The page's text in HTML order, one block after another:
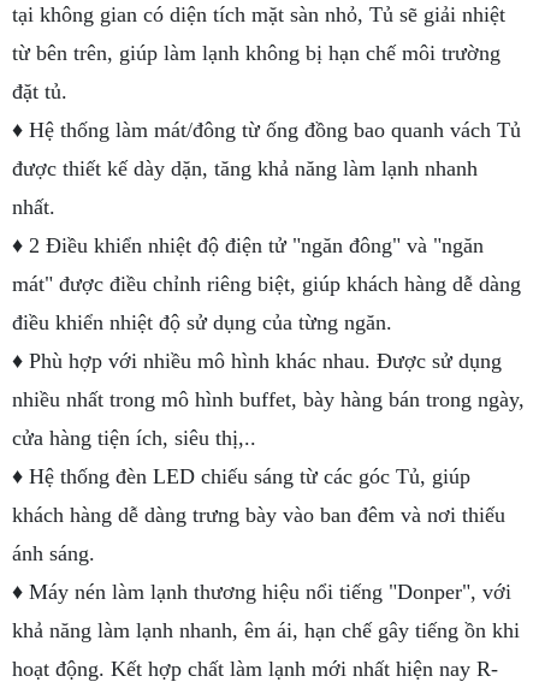
tại không gian có diện tích mặt sàn nhỏ, Tủ sẽ giải nhiệt
từ bên trên, giúp làm lạnh không bị hạn chế môi trường
đặt tủ.
♦ Hệ thống làm mát/đông từ ống đồng bao quanh vách Tủ
được thiết kế dày dặn, tăng khả năng làm lạnh nhanh
nhất.
♦ 2 Điều khiển nhiệt độ điện tử "ngăn đông" và "ngăn
mát" được điều chỉnh riêng biệt, giúp khách hàng dễ dàng
điều khiển nhiệt độ sử dụng của từng ngăn.
♦ Phù hợp với nhiều mô hình khác nhau. Được sử dụng
nhiều nhất trong mô hình buffet, bày hàng bán trong ngày,
cửa hàng tiện ích, siêu thị,..
♦ Hệ thống đèn LED chiếu sáng từ các góc Tủ, giúp
khách hàng dễ dàng trưng bày vào ban đêm và nơi thiếu
ánh sáng.
♦ Máy nén làm lạnh thương hiệu nổi tiếng "Donper", với
khả năng làm lạnh nhanh, êm ái, hạn chế gây tiếng ồn khi
hoạt động. Kết hợp chất làm lạnh mới nhất hiện nay R-